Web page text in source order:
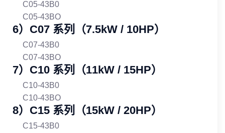
C05-43B0
C05-43BO
6）C07 系列（7.5kW / 10HP）
C07-43B0
C07-43BO
7）C10 系列（11kW / 15HP）
C10-43B0
C10-43BO
8）C15 系列（15kW / 20HP）
C15-43B0